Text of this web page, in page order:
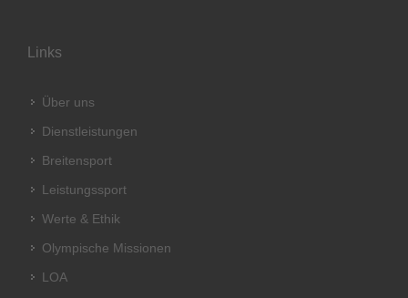
Links
Über uns
Dienstleistungen
Breitensport
Leistungssport
Werte & Ethik
Olympische Missionen
LOA